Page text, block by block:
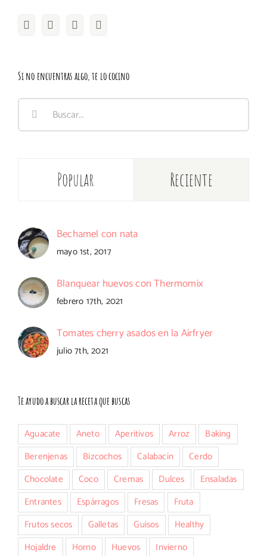
Si no encuentras algo, te lo cocino
Buscar:
Popular Reciente
Bechamel con nata
mayo 1st, 2017
Blanquear huevos con Thermomix
febrero 17th, 2021
Tomates cherry asados en la Airfryer
julio 7th, 2021
Te ayudo a buscar la receta que buscas
Aguacate Aneto Aperitivos Arroz
Baking
Berenjenas
Bizcochos Calabacín
Cerdo
Chocolate
Coco Cremas Dulces
Ensaladas
Entrantes
Espárragos Fresas
Fruta
Frutos secos
Galletas Guisos
Healthy
Hojaldre
Horno Huevos
Invierno